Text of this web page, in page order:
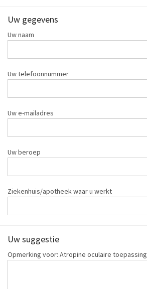
Uw gegevens
Uw naam
Uw telefoonnummer
Uw e-mailadres
Uw beroep
Ziekenhuis/apotheek waar u werkt
Uw suggestie
Opmerking voor: Atropine oculaire toepassing